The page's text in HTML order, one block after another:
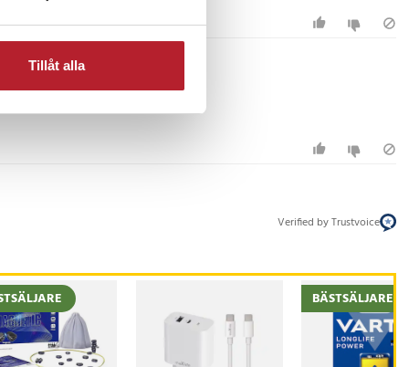
Tillåt alla
Verified by Trustvoice
BÄSTSÄLJARE